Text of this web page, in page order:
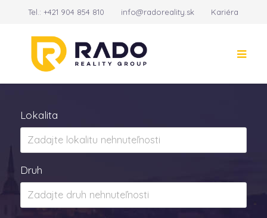
Tel.:+421 904 854 810 info@radoreality.sk Kariéra
Lokalita
Druh